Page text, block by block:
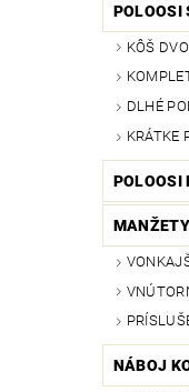
POLOOSI
KÔŠ
DLHÉ
KRÁTKE
POLOOSI
NÁBOJ